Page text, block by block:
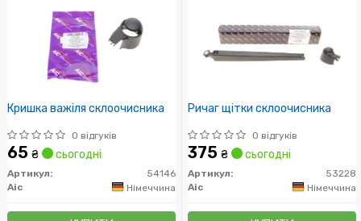
Кришка важіля склоочисника
0 відгуків
65 ₴ сьогодні
Артикул:
54146
Aic
Німеччина
Ричаг щітки склоочисника
0 відгуків
375 ₴ сьогодні
Артикул:
53228
Aic
Німеччина